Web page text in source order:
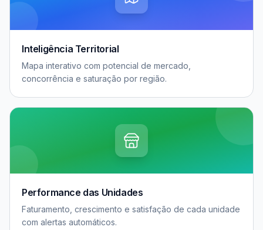
Inteligência Territorial
Mapa interativo com potencial de mercado,
concorrência e saturação por região.
Performance das Unidades
Faturamento, crescimento e satisfação de cada unidade
com alertas automáticos.